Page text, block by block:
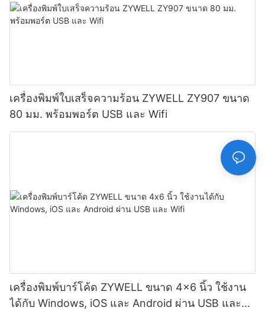
เครื่องพิมพ์ใบเสร็จความร้อน ZYWELL ZY907 ขนาด
80 มม. พร้อมพอร์ต USB และ Wifi
เครื่องพิมพ์บาร์โค้ด ZYWELL ขนาด 4x6 นิ้ว ใช้งาน
ได้กับ Windows, iOS และ Android ผ่าน USB และ